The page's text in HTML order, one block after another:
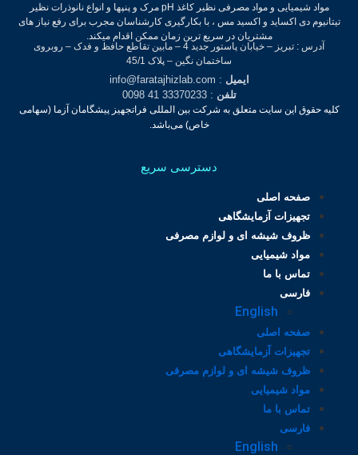
مواد شیمیایی و مواد مصرفی نظیر کاغذ pH مرک و پنپها و انواع نانوذرات نظیر
تیتانیوم دی اکساید و اکسید مس ، با بکارگیری کارشناسان مجرب برای رفع نیاز های
مشتریان در سریع ترین زمان ممکن اقدام میکند.
آدرس : تبریز – خیابان پاستور جدید 4 – مابین تقاطع حافظ و فدک – روبروی
ساختمان نگین – پلاک 45/1
ایمیل: info@faratajhizlab.com
تلفن: 33370233 41 0098
کلیه حقوق این سایت متعلق به شرکت بین المللی فراتجهیز پیشگامان آزما (سهامی
خاص) می‌باشد.
دسترسی سریع
صفحه اصلی
تجهیزات آزمایشگاهی
ظروف شیشه ای و لوازم مصرفی
مواد شیمیایی
تماس با ما
فارسی
English
صفحه اصلی
تجهیزات آزمایشگاهی
ظروف شیشه ای و لوازم مصرفی
مواد شیمیایی
تماس با ما
فارسی
English